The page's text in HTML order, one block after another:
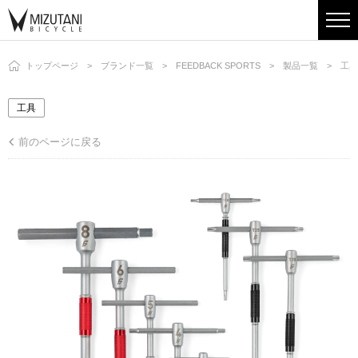
トップページ ブランド一覧 FEEDBACK SPORTS 製品一覧 工具
工具
前のページに戻る